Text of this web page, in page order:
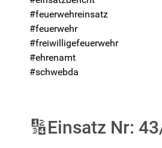
#feuerwehreinsatz
#feuerwehr
#freiwilligefeuerwehr
#ehrenamt
#schwebda
🔢Einsatz Nr: